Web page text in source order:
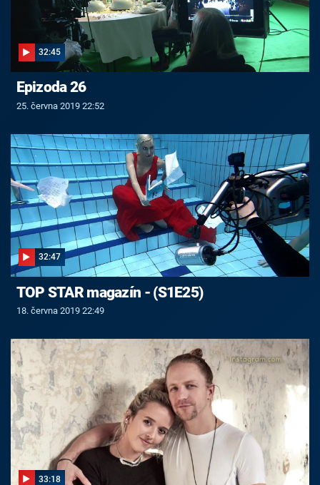
32:45
Epizoda 26
25. června 2019 22:52
32:47
TOP STAR magazín - (S1E25)
18. června 2019 22:49
33:18